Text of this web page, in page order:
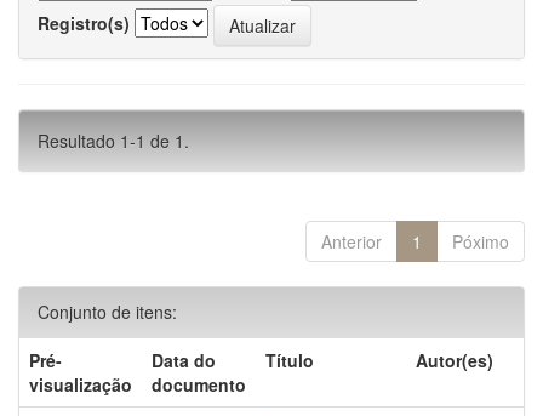
Registro(s)
Resultado 1-1 de 1.
Anterior 1 Póximo
Conjunto de itens:
Pré-
visualização
Data do
documento
Título Autor(es)